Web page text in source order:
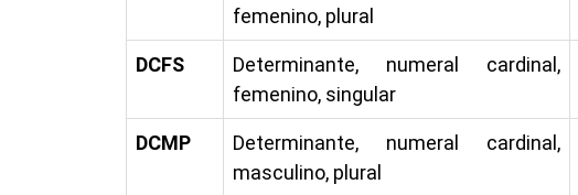
femenino, plural
DCFS
Determinante, numeral cardinal,
femenino, singular
DCMP
Determinante, numeral cardinal,
masculino, plural